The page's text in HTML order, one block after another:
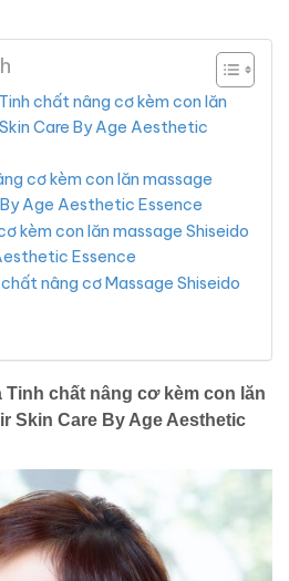
chất nâng cơ kèm con lăn
Care By Age Aesthetic
cơ kèm con lăn massage
Age Aesthetic Essence
kèm con lăn massage Shiseido
Essence
nâng cơ Massage Shiseido
chất nâng cơ kèm con lăn
Skin Care By Age Aesthetic